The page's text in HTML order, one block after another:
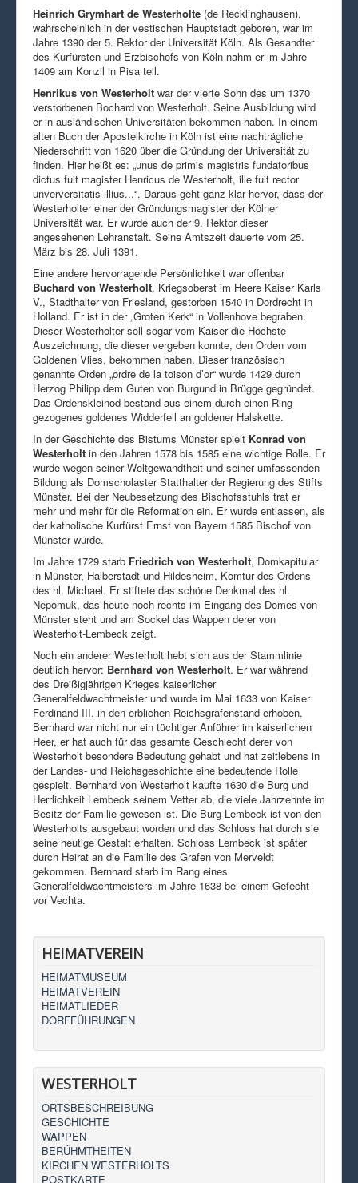
Heinrich Grymhart de Westerholte (de Recklinghausen),
wahrscheinlich in der vestischen Hauptstadt geboren, war im
Jahre 1390 der 5. Rektor der Universität Köln. Als Gesandter
des Kurfürsten und Erzbischofs von Köln nahm er im Jahre
1409 am Konzil in Pisa teil.
Henrikus von Westerholt war der vierte Sohn des um 1370
verstorbenen Bochard von Westerholt. Seine Ausbildung wird
er in ausländischen Universitäten bekommen haben. In einem
alten Buch der Apostelkirche in Köln ist eine nachträgliche
Niederschrift von 1620 über die Gründung der Universität zu
finden. Hier heißt es: „unus de primis magistris fundatoribus
dictus fuit magister Henricus de Westerholt, ille fuit rector
unverversitatis illius...“. Daraus geht ganz klar hervor, dass der
Westerholter einer der Gründungsmagister der Kölner
Universität war. Er wurde auch der 9. Rektor dieser
angesehenen Lehranstalt. Seine Amtszeit dauerte vom 25.
März bis 28. Juli 1391.
Eine andere hervorragende Persönlichkeit war offenbar
Buchard von Westerholt, Kriegsoberst im Heere Kaiser Karls
V., Stadthalter von Friesland, gestorben 1540 in Dordrecht in
Holland. Er ist in der „Groten Kerk“ in Vollenhove begraben.
Dieser Westerholter soll sogar vom Kaiser die Höchste
Auszeichnung, die dieser vergeben konnte, den Orden vom
Goldenen Vlies, bekommen haben. Dieser französisch
genannte Orden „ordre de la toison d’or“ wurde 1429 durch
Herzog Philipp dem Guten von Burgund in Brügge gegründet.
Das Ordenskleinod bestand aus einem durch einen Ring
gezogenes goldenes Widderfell an goldener Halskette.
In der Geschichte des Bistums Münster spielt Konrad von
Westerholt in den Jahren 1578 bis 1585 eine wichtige Rolle. Er
wurde wegen seiner Weltgewandtheit und seiner umfassenden
Bildung als Domscholaster Statthalter der Regierung des Stifts
Münster. Bei der Neubesetzung des Bischofsstuhls trat er
mehr und mehr für die Reformation ein. Er wurde entlassen, als
der katholische Kurfürst Ernst von Bayern 1585 Bischof von
Münster wurde.
Im Jahre 1729 starb Friedrich von Westerholt, Domkapitular
in Münster, Halberstadt und Hildesheim, Komtur des Ordens
des hl. Michael. Er stiftete das schöne Denkmal des hl.
Nepomuk, das heute noch rechts im Eingang des Domes von
Münster steht und am Sockel das Wappen derer von
Westerholt-Lembeck zeigt.
Noch ein anderer Westerholt hebt sich aus der Stammlinie
deutlich hervor: Bernhard von Westerholt. Er war während
des Dreißigjährigen Krieges kaiserlicher
Generalfeldwachtmeister und wurde im Mai 1633 von Kaiser
Ferdinand III. in den erblichen Reichsgrafenstand erhoben.
Bernhard war nicht nur ein tüchtiger Anführer im kaiserlichen
Heer, er hat auch für das gesamte Geschlecht derer von
Westerholt besondere Bedeutung gehabt und hat zeitlebens in
der Landes- und Reichsgeschichte eine bedeutende Rolle
gespielt. Bernhard von Westerholt kaufte 1630 die Burg und
Herrlichkeit Lembeck seinem Vetter ab, die viele Jahrzehnte im
Besitz der Familie gewesen ist. Die Burg Lembeck ist von den
Westerholts ausgebaut worden und das Schloss hat durch sie
seine heutige Gestalt erhalten. Schloss Lembeck ist später
durch Heirat an die Familie des Grafen von Merveldt
gekommen. Bernhard starb im Rang eines
Generalfeldwachtmeisters im Jahre 1638 bei einem Gefecht
vor Vechta.
HEIMATVEREIN
HEIMATMUSEUM
HEIMATVEREIN
HEIMATLIEDER
DORFFÜHRUNGEN
WESTERHOLT
ORTSBESCHREIBUNG
GESCHICHTE
WAPPEN
BERÜHMTHEITEN
KIRCHEN WESTERHOLTS
POSTKARTE